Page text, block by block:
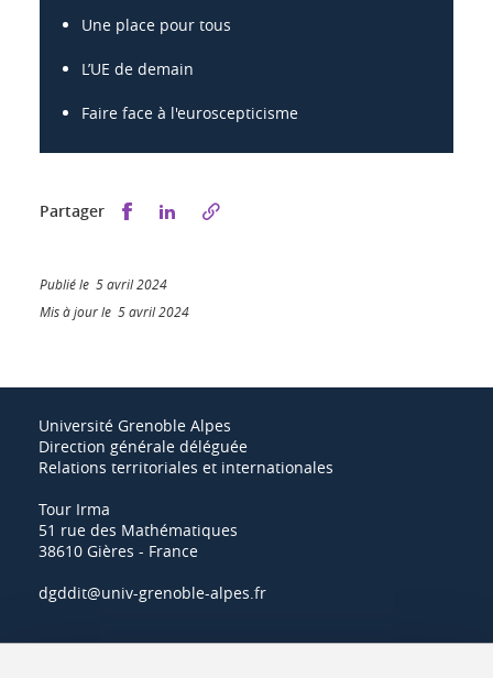
Une place pour tous
L’UE de demain
Faire face à l'euroscepticisme
Partager Partager sur Facebook
Partager sur LinkedIn
Publié le 5 avril 2024
Mis à jour le 5 avril 2024
Université Grenoble Alpes
Direction générale déléguée
Relations territoriales et internationales
Tour Irma
51 rue des Mathématiques
38610 Gières - France
dgddit@univ-grenoble-alpes.fr